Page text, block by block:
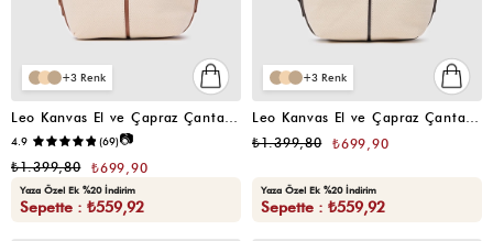
3
Leo Kanvas El ve Çapraz Çanta Taba
4.9 (69)📷
₺699,90
₺1.399,80
Yaza Özel Ek %20 İndirim
Sepette : ₺559,92
3
Leo Kanvas El ve Çapraz Çanta Acı Kahve
₺699,90
₺1.399,80
Yaza Özel Ek %20 İndirim
Sepette : ₺559,92